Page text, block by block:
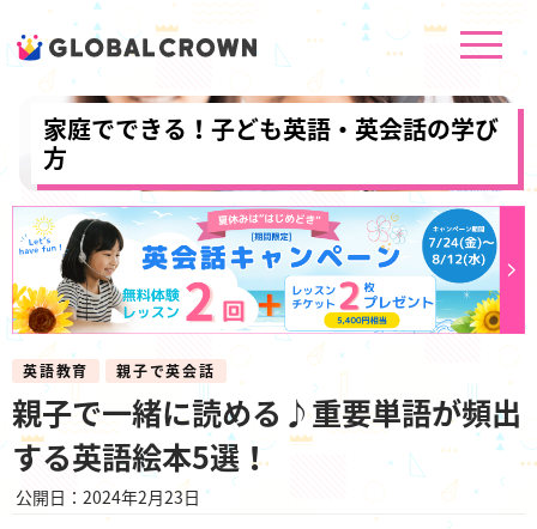
家庭でできる！子ども英語・英会話の学び
方
英語教育 親子で英会話
親子で一緒に読める♪重要単語が頻出
する英語絵本5選！
公開日：2024年2月23日